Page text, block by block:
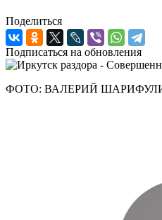
Поделиться
Подписаться на обновления
ФОТО: ВАЛЕРИЙ